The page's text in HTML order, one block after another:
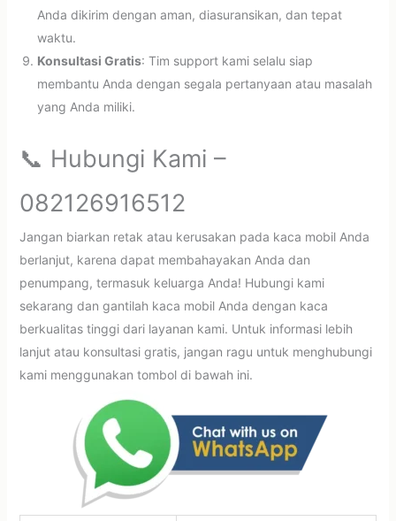
Anda dikirim dengan aman, diasuransikan, dan tepat
waktu.
Konsultasi Gratis: Tim support kami selalu siap
membantu Anda dengan segala pertanyaan atau masalah
yang Anda miliki.
📞 Hubungi Kami –
082126916512
Jangan biarkan retak atau kerusakan pada kaca mobil Anda
berlanjut, karena dapat membahayakan Anda dan
penumpang, termasuk keluarga Anda! Hubungi kami
sekarang dan gantilah kaca mobil Anda dengan kaca
berkualitas tinggi dari layanan kami. Untuk informasi lebih
lanjut atau konsultasi gratis, jangan ragu untuk menghubungi
kami menggunakan tombol di bawah ini.